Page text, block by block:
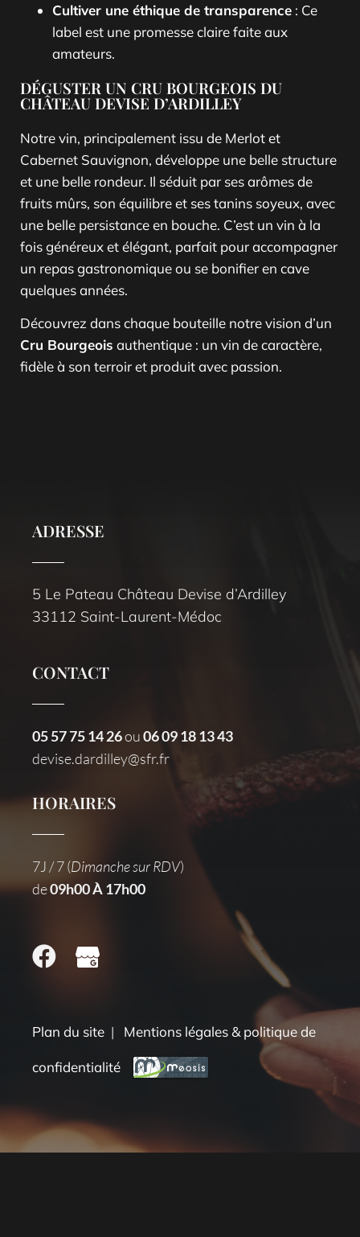
Cultiver une éthique de transparence : Ce
label est une promesse claire faite aux
amateurs.
DÉGUSTER UN CRU BOURGEOIS DU
CHÂTEAU DEVISE D’ARDILLEY
Notre vin, principalement issu de Merlot et
Cabernet Sauvignon, développe une belle structure
et une belle rondeur. Il séduit par ses arômes de
fruits mûrs, son équilibre et ses tanins soyeux, avec
une belle persistance en bouche. C’est un vin à la
fois généreux et élégant, parfait pour accompagner
un repas gastronomique ou se bonifier en cave
quelques années.
Découvrez dans chaque bouteille notre vision d’un
Cru Bourgeois authentique : un vin de caractère,
fidèle à son terroir et produit avec passion.
ADRESSE
5 Le Pateau Château Devise d’Ardilley
33112 Saint-Laurent-Médoc
CONTACT
05 57 75 14 26ou06 09 18 13 43
devise.dardilley@sfr.fr
HORAIRES
7J / 7 (Dimanche sur RDV)
de09h00 À 17h00
Plan du site | Mentions légales & politique de
confidentialité